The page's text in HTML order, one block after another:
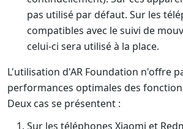
pas utilisé par défaut. Sur les
compatibles avec le suivi de
celui-ci sera utilisé à la place.
L'utilisation d'AR Foundation n'offre
performances optimales des
Deux cas se présentent :
Sur les téléphones Xiaomi et